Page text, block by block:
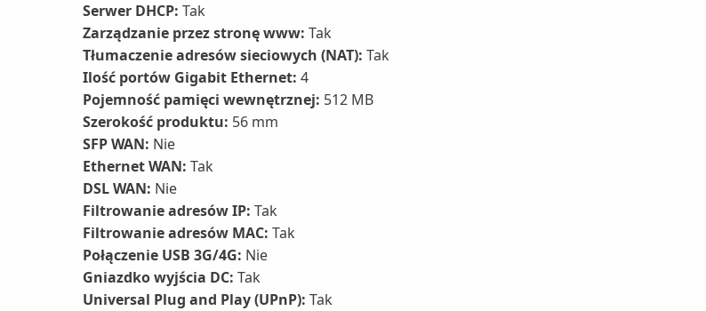
Serwer DHCP: Tak
Zarządzanie przez stronę www: Tak
Tłumaczenie adresów sieciowych (NAT): Tak
Ilość portów Gigabit Ethernet: 4
Pojemność pamięci wewnętrznej: 512 MB
Szerokość produktu: 56 mm
SFP WAN: Nie
Ethernet WAN: Tak
DSL WAN: Nie
Filtrowanie adresów IP: Tak
Filtrowanie adresów MAC: Tak
Połączenie USB 3G/4G: Nie
Gniazdko wyjścia DC: Tak
Universal Plug and Play (UPnP): Tak